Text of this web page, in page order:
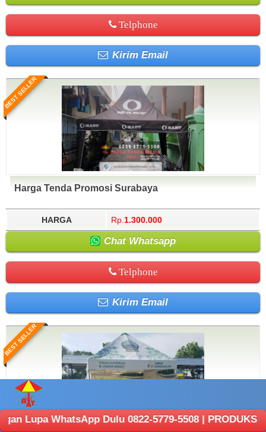
Telphone
Kirim Email
BEST SELLER
Harga Tenda Promosi Surabaya
HARGA Rp. 1.300.000
Chat Whatsapp
Telphone
Kirim Email
BEST SELLER
Dulu 0822-5779-5508 | PRODUKSI ANEKA